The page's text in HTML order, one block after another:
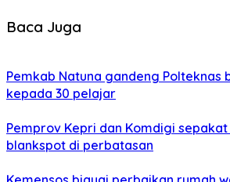
Baca Juga
Pemkab Natuna gandeng Polteknas
kepada 30 pelajar
Pemprov Kepri dan Komdigi
blankspot di perbatasan